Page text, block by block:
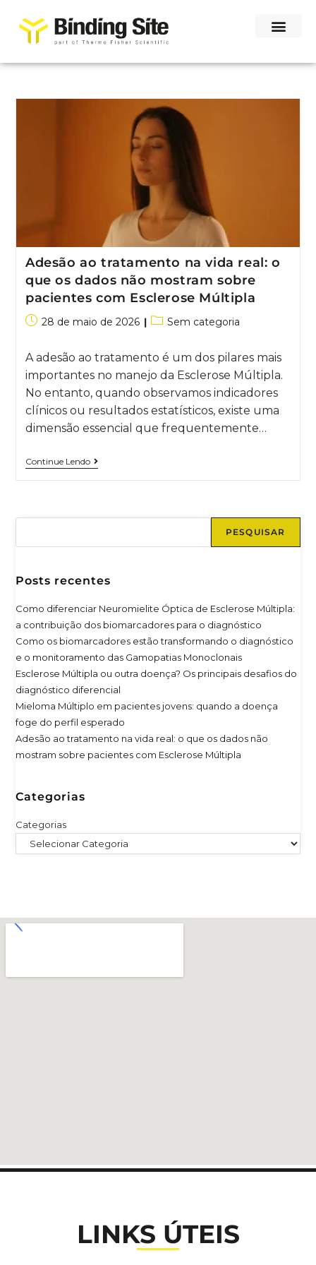
Adesão ao tratamento na vida real: o
que os dados não mostram sobre
pacientes com Esclerose Múltipla
28 de maio de 2026 Sem categoria
A adesão ao tratamento é um dos pilares mais
importantes no manejo da Esclerose Múltipla.
No entanto, quando observamos indicadores
clínicos ou resultados estatísticos, existe uma
dimensão essencial que frequentemente…
Continue Lendo
PESQUISAR
Posts recentes
Como diferenciar Neuromielite Óptica de Esclerose Múltipla:
a contribuição dos biomarcadores para o diagnóstico
Como os biomarcadores estão transformando o diagnóstico
e o monitoramento das Gamopatias Monoclonais
Esclerose Múltipla ou outra doença? Os principais desafios do
diagnóstico diferencial
Mieloma Múltiplo em pacientes jovens: quando a doença
foge do perfil esperado
Adesão ao tratamento na vida real: o que os dados não
mostram sobre pacientes com Esclerose Múltipla
Categorias
Categorias
LINKS ÚTEIS